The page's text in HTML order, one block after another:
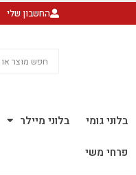
החשבון שלי
בלוני גומי בלוני מיילר
פרחי משי